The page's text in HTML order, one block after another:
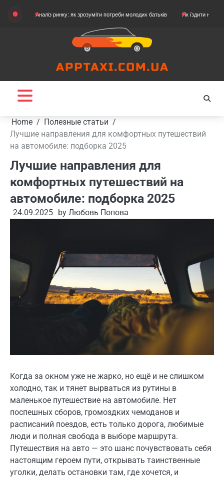
Аналіз ринку: як зрозуміти потреби молодих батьків Як їздити на картингу
Home
Полезные статьи
Лучшие направления для комфортных путешествий
на автомобиле: подборка 2025
Лучшие направления для
комфортных путешествий на
автомобиле: подборка 2025
24.09.2025 by Любовь Попова
Когда за окном уже не жарко, но ещё и не слишком
холодно, так и тянет вырваться из рутины в
маленькое путешествие на автомобиле. Нет
поспешных сборов, громоздких чемоданов и
расписаний поездов, есть только дорога, любимые
люди и полная свобода в выборе маршрута.
Путешествия на авто — это шанс почувствовать себя
настоящим героем пути, открывать таинственные
уголки, делать остановки там, где хочется, и